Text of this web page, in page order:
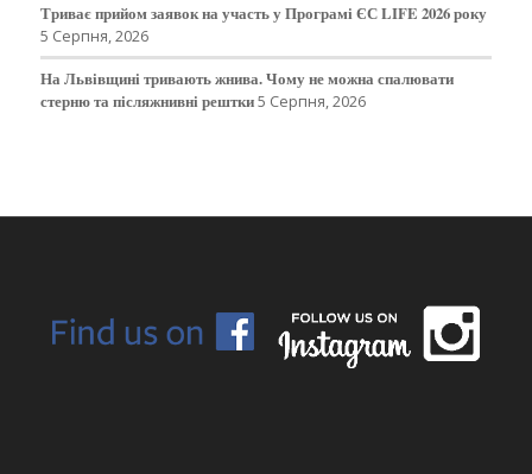
Триває прийом заявок на участь у Програмі ЄС LIFE 2026 року
5 Серпня, 2026
На Львівщині тривають жнива. Чому не можна спалювати
стерню та післяжнивні рештки5 Серпня, 2026